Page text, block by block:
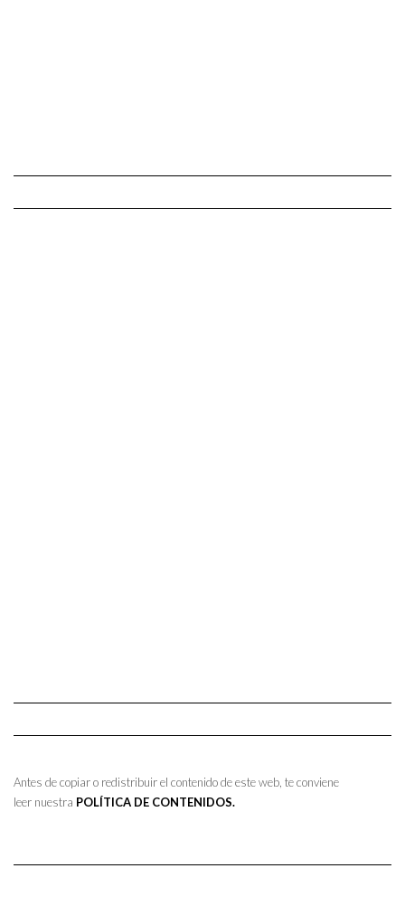
Antes de copiar o redistribuir el contenido de este web, te conviene
leer nuestra POLÍTICA DE CONTENIDOS.